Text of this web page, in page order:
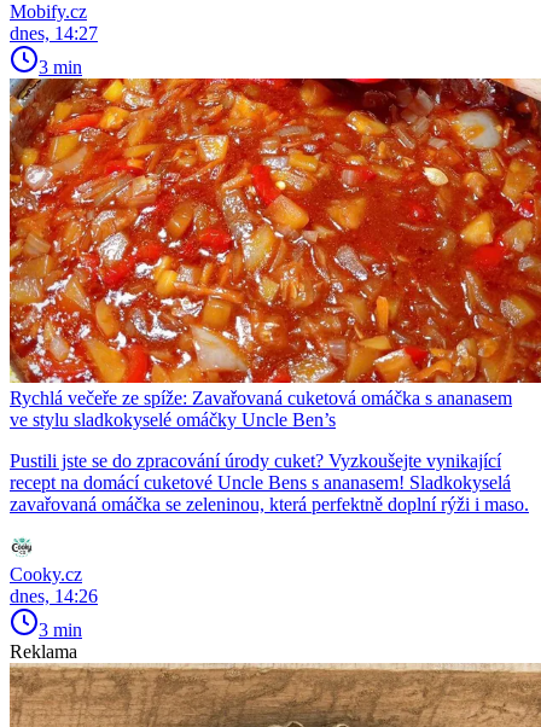
Mobify.cz
dnes, 14:27
3 min
Rychlá večeře ze spíže: Zavařovaná cuketová omáčka s ananasem
ve stylu sladkokyselé omáčky Uncle Ben’s
Pustili jste se do zpracování úrody cuket? Vyzkoušejte vynikající
recept na domácí cuketové Uncle Bens s ananasem! Sladkokyselá
zavařovaná omáčka se zeleninou, která perfektně doplní rýži i maso.
Cooky.cz
dnes, 14:26
3 min
Reklama